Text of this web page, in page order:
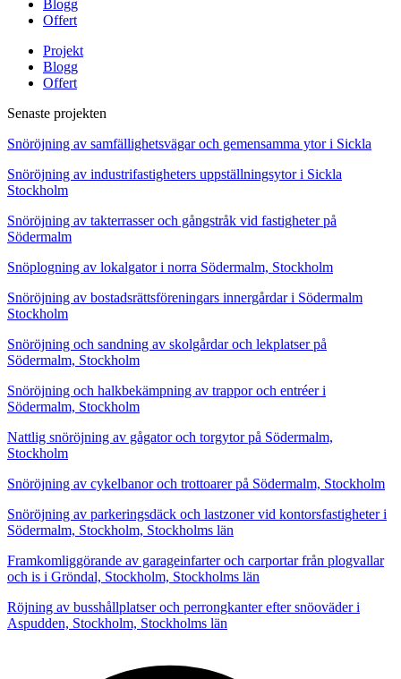
Blogg
Offert
Projekt
Blogg
Offert
Senaste projekten
Snöröjning av samfällighetsvägar och gemensamma ytor i Sickla
Snöröjning av industrifastigheters uppställningsytor i Sickla
Stockholm
Snöröjning av takterrasser och gångstråk vid fastigheter på
Södermalm
Snöplogning av lokalgator i norra Södermalm, Stockholm
Snöröjning av bostadsrättsföreningars innergårdar i Södermalm
Stockholm
Snöröjning och sandning av skolgårdar och lekplatser på
Södermalm, Stockholm
Snöröjning och halkbekämpning av trappor och entréer i
Södermalm, Stockholm
Nattlig snöröjning av gågator och torgytor på Södermalm,
Stockholm
Snöröjning av cykelbanor och trottoarer på Södermalm, Stockholm
Snöröjning av parkeringsdäck och lastzoner vid kontorsfastigheter i
Södermalm, Stockholm, Stockholms län
Framkomliggörande av garageinfarter och carportar från plogvallar
och is i Gröndal, Stockholm, Stockholms län
Röjning av busshållplatser och perrongkanter efter snöoväder i
Aspudden, Stockholm, Stockholms län